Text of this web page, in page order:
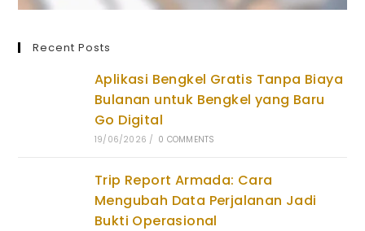
Recent Posts
Aplikasi Bengkel Gratis Tanpa Biaya
Bulanan untuk Bengkel yang Baru
Go Digital
19/06/2026 / 0 COMMENTS
Trip Report Armada: Cara
Mengubah Data Perjalanan Jadi
Bukti Operasional